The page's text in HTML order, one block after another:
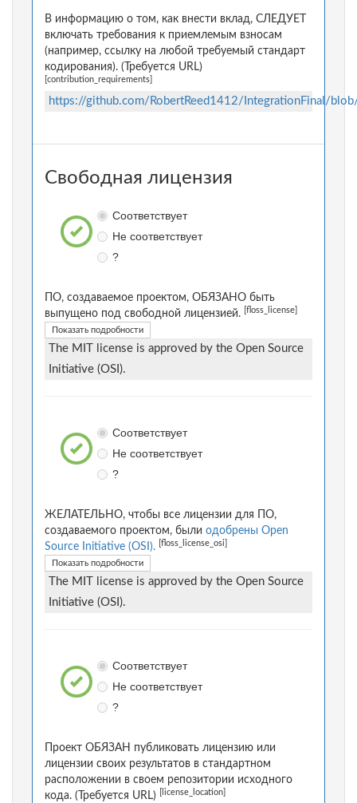
В информацию о том, как внести вклад, СЛЕДУЕТ
включать требования к приемлемым взносам
(например, ссылку на любой требуемый стандарт
кодирования). (Требуется URL)
[contribution_requirements]
https://github.com/RobertReed1412/IntegrationFinal/
Свободная лицензия
Соответствует
Не соответствует
?
ПО, создаваемое проектом, ОБЯЗАНО быть
выпущено под свободной лицензией.
[floss_license]
Показать подробности
The MIT license is approved by the Open Source
Initiative (OSI).
Соответствует
Не соответствует
?
ЖЕЛАТЕЛЬНО, чтобы все лицензии для ПО,
создаваемого проектом, были одобрены Open
Source Initiative (OSI).
[floss_license_osi]
Показать подробности
The MIT license is approved by the Open Source
Initiative (OSI).
Соответствует
Не соответствует
?
Проект ОБЯЗАН публиковать лицензию или
лицензии своих результатов в стандартном
расположении в своем репозитории исходного
кода. (Требуется URL)
[license_location]